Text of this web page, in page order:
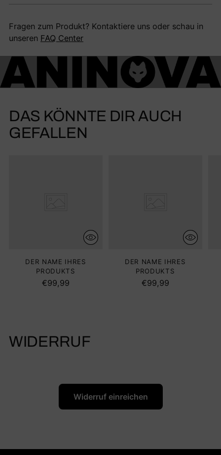
Fragen zum Produkt? Kontaktiere uns oder schau in
unseren FAQ Center
DAS KÖNNTE DIR AUCH
GEFALLEN
DER NAME IHRES
PRODUKTS
€99,99
DER NAME IHRES
PRODUKTS
€99,99
WIDERRUF
Widerruf einreichen